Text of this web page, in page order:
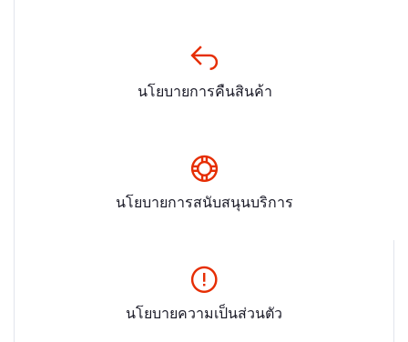
นโยบายการคืนสินค้า
นโยบายการสนับสนุนบริการ
นโยบายความเป็นส่วนตัว